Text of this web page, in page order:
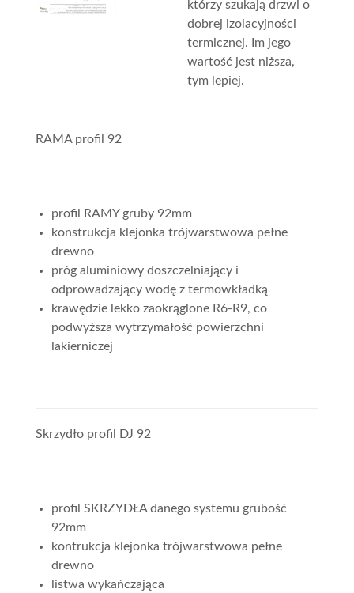
którzy szukają drzwi o
dobrej izolacyjności
termicznej. Im jego
wartość jest niższa,
tym lepiej.
RAMA profil 92
profil RAMY gruby 92mm
konstrukcja klejonka trójwarstwowa pełne
drewno
próg aluminiowy doszczelniający i
odprowadzający wodę z termowkładką
krawędzie lekko zaokrąglone R6-R9, co
podwyższa wytrzymałość powierzchni
lakierniczej
Skrzydło profil DJ 92
profil SKRZYDŁA danego systemu grubość
92mm
kontrukcja klejonka trójwarstwowa pełne
drewno
listwa wykańczająca